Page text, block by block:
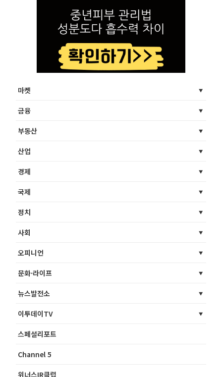
마켓
금융
부동산
산업
경제
국제
정치
사회
오피니언
문화·라이프
뉴스발전소
이투데이TV
스페셜리포트
Channel 5
위너스IR클럽